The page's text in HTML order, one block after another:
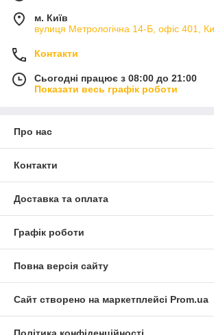
м. Київ
вулиця Метрологічна 14-Б, офіс 401,
Контакти
Сьогодні працює з 08:00 до 21:00
Показати весь графік роботи
Про нас
Контакти
Доставка та оплата
Графік роботи
Повна версія сайту
Сайт створено на маркетплейсі Prom.ua